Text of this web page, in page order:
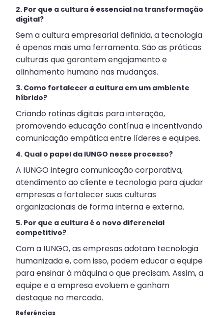
2. Por que a cultura é essencial na transformação
digital?
Sem a cultura empresarial definida, a tecnologia
é apenas mais uma ferramenta. São as práticas
culturais que garantem engajamento e
alinhamento humano nas mudanças.
3. Como fortalecer a cultura em um ambiente
híbrido?
Criando rotinas digitais para interação,
promovendo educação contínua e incentivando
comunicação empática entre líderes e equipes.
4. Qual o papel da IUNGO nesse processo?
A IUNGO integra comunicação corporativa,
atendimento ao cliente e tecnologia para ajudar
empresas a fortalecer suas culturas
organizacionais de forma interna e externa.
5. Por que a cultura é o novo diferencial
competitivo?
Com a IUNGO, as empresas adotam tecnologia
humanizada e, com isso, podem educar a equipe
para ensinar à máquina o que precisam. Assim, a
equipe e a empresa evoluem e ganham
destaque no mercado.
Referências